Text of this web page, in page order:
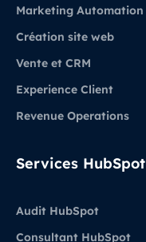
Marketing Automation
Création site web
Vente et CRM
Experience Client
Revenue Operations
Services HubSpot
Audit HubSpot
Consultant HubSpot